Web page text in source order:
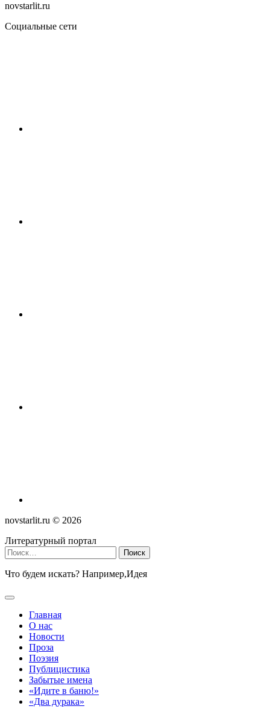
novstarlit.ru
Социальные сети
novstarlit.ru © 2026
Литературный портал
Найти:
Что будем искать? Например,Идея
Главная
О нас
Новости
Проза
Поэзия
Публицистика
Забытые имена
«Идите в баню!»
«Два дурака»